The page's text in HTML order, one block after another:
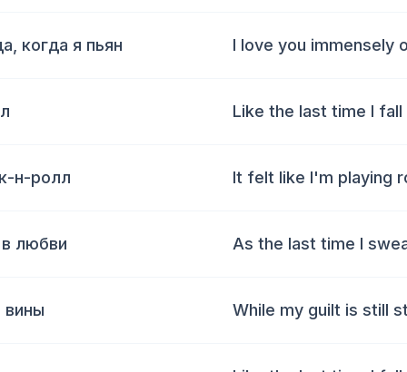
когда я пьян I love you immensely
Like the last time I
н-ролл It felt like I'm playing
любви As the last time I
вины While my guilt is still